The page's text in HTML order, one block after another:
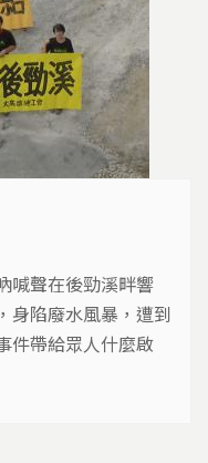
喊聲在後勁溪畔響
身陷廢水風暴，遭到
件帶給眾人什麼啟